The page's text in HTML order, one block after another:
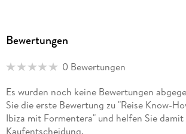
Bewertungen
0 Bewertungen
Es wurden noch keine Bewertungen
Sie die erste Bewertung zu "Reise Know-
Ibiza mit Formentera" und helfen Sie
Kaufentscheidung.